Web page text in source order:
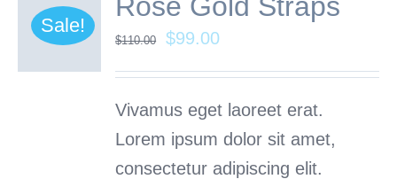
Sale!
$110.00 $99.00
Vivamus eget laoreet erat.
Lorem ipsum dolor sit amet,
consectetur adipiscing elit.